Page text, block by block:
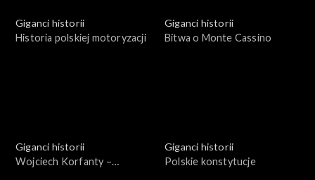
Giganci historii
Historia polskiej motoryzacji
Giganci historii
Bitwa o Monte Cassino
Giganci historii
Wojciech Korfanty –
Giganci historii
Polskie konstytucje